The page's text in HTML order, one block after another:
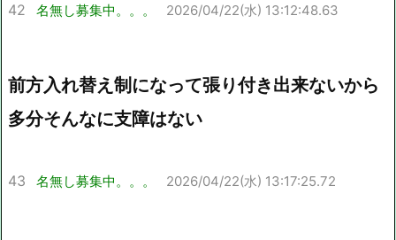
42 名無し募集中。。。 2026/04/22(水) 13:12:48.63
前方入れ替え制になって張り付き出来ないから
多分そんなに支障はない
43 名無し募集中。。。 2026/04/22(水) 13:17:25.72